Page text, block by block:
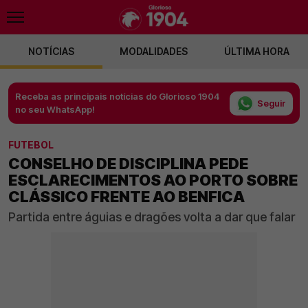
NOTÍCIAS MODALIDADES ÚLTIMA HORA
Receba as principais notícias do Glorioso 1904
no seu WhatsApp!
Seguir
FUTEBOL
CONSELHO DE DISCIPLINA PEDE
ESCLARECIMENTOS AO PORTO SOBRE
CLÁSSICO FRENTE AO BENFICA
Partida entre águias e dragões volta a dar que falar